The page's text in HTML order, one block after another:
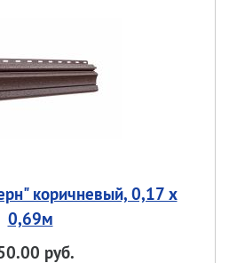
коричневый, 0,17 х
0,69м
руб.